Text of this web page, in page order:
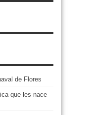
de Flores
que les nace